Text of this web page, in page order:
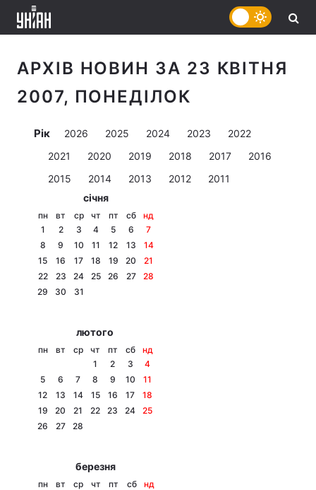
АРХІВ НОВИН ЗА 23 КВІТНЯ
2007, ПОНЕДІЛОК
Рік 2026 2025 2024 2023
2022
2021
2020 2019 2018 2017
2016
2015
2014 2013 2012
2011
січня
пн вт ср чт пт сб
нд
1
2 3 4 5 6
7
8
9 10 11 12 13
14
15
16 17 18 19 20
21
22
23 24 25 26 27
28
29
30 31
лютого
пн вт ср чт пт сб
нд
1
2 3
4
5
6 7 8 9 10
11
12
13 14 15 16 17
18
19
20 21 22 23 24
25
26
27 28
березня
пн вт ср чт пт сб
нд